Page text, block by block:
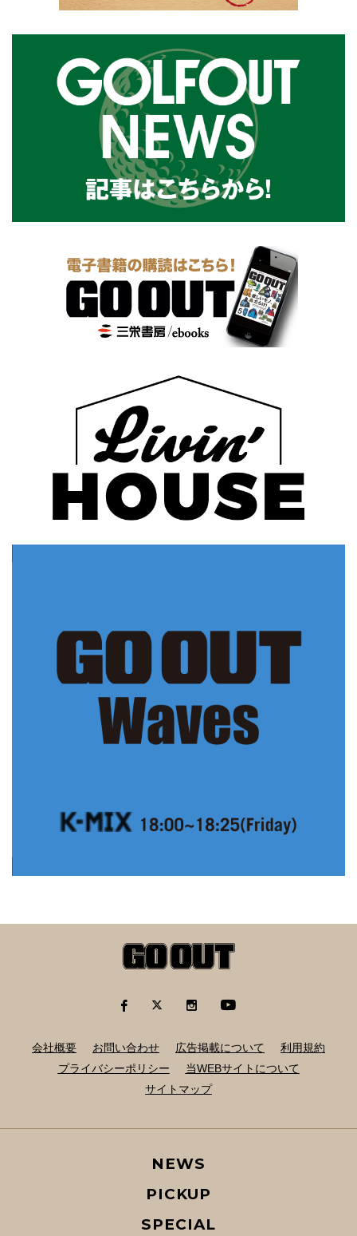
会社概要 お問い合わせ 広告掲載について
利用規約
プライバシーポリシー
当WEBサイトについて
サイトマップ
NEWS
PICKUP
SPECIAL